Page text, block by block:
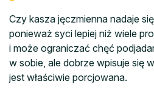
Czy kasza jęczmienna nadaje
ponieważ syci lepiej niż wiele
i może ograniczać chęć
w sobie, ale dobrze wpisuje się
jest właściwie porcjowana.